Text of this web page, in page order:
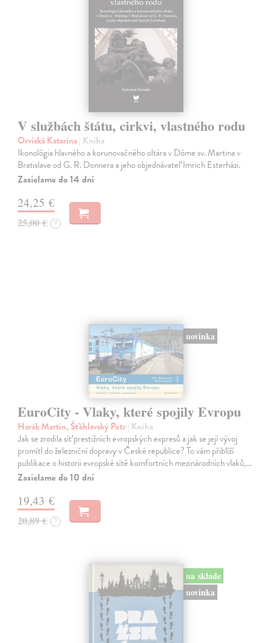
V službách štátu, cirkvi, vlastného rodu
Orviská Katarína| Kniha
Ikonológia hlavného a korunovačného oltára v Dóme sv. Martina v
Bratislave od G. R. Donnera a jeho objednávateľ Imrich Esterházi.
Zasielame do 14 dní
24,25 €
25,00 € ?
novinka
EuroCity - Vlaky, které spojily Evropu
Harák Martin, Šťáhlavský Petr| Kniha
Jak se zrodila síť prestižních evropských expresů a jak se její vývoj
promítl do železniční dopravy v České republice? To vám přiblíží
publikace o historii evropské sítě komfortních mezinárodních vlaků,…
Zasielame do 10 dní
19,43 €
20,89 € ?
na sklade
novinka